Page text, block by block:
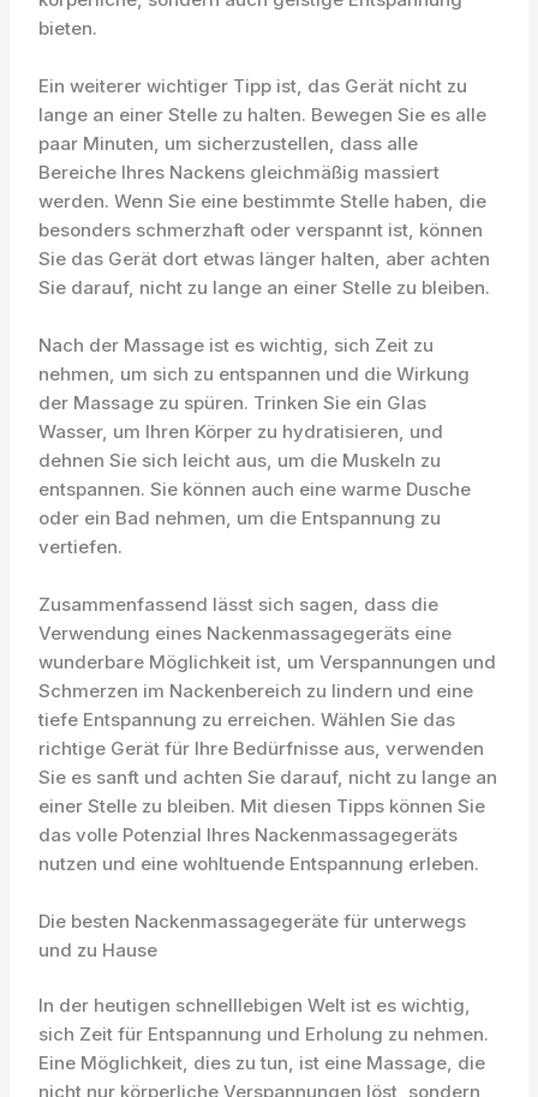
bieten.
Ein weiterer wichtiger Tipp ist, das Gerät nicht zu
lange an einer Stelle zu halten. Bewegen Sie es alle
paar Minuten, um sicherzustellen, dass alle
Bereiche Ihres Nackens gleichmäßig massiert
werden. Wenn Sie eine bestimmte Stelle haben, die
besonders schmerzhaft oder verspannt ist, können
Sie das Gerät dort etwas länger halten, aber achten
Sie darauf, nicht zu lange an einer Stelle zu bleiben.
Nach der Massage ist es wichtig, sich Zeit zu
nehmen, um sich zu entspannen und die Wirkung
der Massage zu spüren. Trinken Sie ein Glas
Wasser, um Ihren Körper zu hydratisieren, und
dehnen Sie sich leicht aus, um die Muskeln zu
entspannen. Sie können auch eine warme Dusche
oder ein Bad nehmen, um die Entspannung zu
vertiefen.
Zusammenfassend lässt sich sagen, dass die
Verwendung eines Nackenmassagegeräts eine
wunderbare Möglichkeit ist, um Verspannungen und
Schmerzen im Nackenbereich zu lindern und eine
tiefe Entspannung zu erreichen. Wählen Sie das
richtige Gerät für Ihre Bedürfnisse aus, verwenden
Sie es sanft und achten Sie darauf, nicht zu lange an
einer Stelle zu bleiben. Mit diesen Tipps können Sie
das volle Potenzial Ihres Nackenmassagegeräts
nutzen und eine wohltuende Entspannung erleben.
Die besten Nackenmassagegeräte für unterwegs
und zu Hause
In der heutigen schnelllebigen Welt ist es wichtig,
sich Zeit für Entspannung und Erholung zu nehmen.
Eine Möglichkeit, dies zu tun, ist eine Massage, die
nicht nur körperliche Verspannungen löst, sondern